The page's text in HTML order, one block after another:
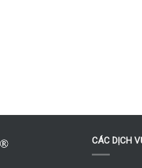
CÁC DỊCH